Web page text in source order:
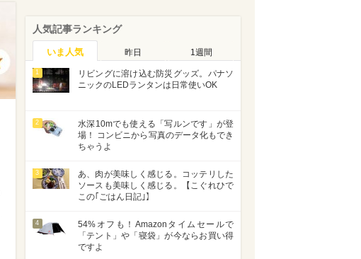
人気記事ランキング
いま人気 昨日 1週間
1
リビングに溶け込む防災グッズ。パナソ
ニックのLEDランタンは日常使いOK
2
水深10mでも使える「写ルンです」が登
場！ コンビニから写真のデータ化もでき
ちゃうよ
3
あ、肉が美味しく感じる。コッテリした
ソースも美味しく感じる。【こぐれひで
この｢ごはん日記｣】
4
54%オフも！Amazonタイムセールで
「テント」や「寝袋」が今ならお買い得
ですよ